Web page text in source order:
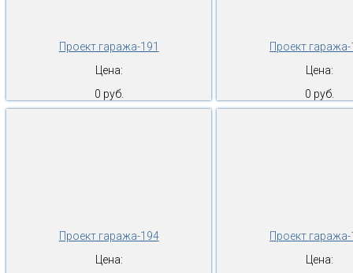
Проект гаража-191
Цена:
0 руб.
Проект
Цена:
0 руб.
Проект гаража-194
Цена:
Проект
Цена: